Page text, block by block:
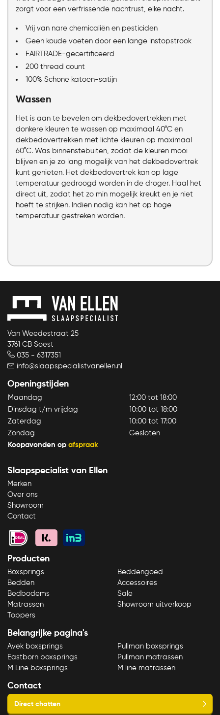
zorgt voor een verfrissende nachtrust, elke nacht.
Vrij van nare chemicaliën en pesticiden
Geen koude voeten door een lange instopstrook
FAIRTRADE-gecertificeerd
200 thread count
100% Schone katoen-satijn
Wassen
Het is aan te bevelen om dekbedovertrekken met
donkere kleuren te wassen op maximaal 40°C en
dekbedovertrekken met lichte kleuren op maximaal
60°C. Was binnenstebuiten, zodat de kleuren mooi
blijven en je zo lang mogelijk van het dekbedovertrek
kunt genieten. Het dekbedovertrek kan op lage
temperatuur gedroogd worden in de droger. Haal het
direct uit, zodat het zo min mogelijk kreukt en je niet
hoeft te strijken. Indien nodig kan het op hoge
temperatuur gestreken worden.
Van Weedestraat 25
3761 CB Soest
035 - 6317351
info@slaapspecialistvanellen.nl
Openingstijden
Maandag
12:00 tot 18:00
Dinsdag t/m vrijdag
10:00 tot 18:00
Zaterdag
10:00 tot 17:00
Zondag
Gesloten
Koopavonden op afspraak
Slaapspecialist van Ellen
Merken
Over ons
Showroom
Contact
Producten
Boxsprings
Bedden
Bedbodems
Matrassen
Toppers
Beddengoed
Accessoires
Sale
Showroom uitverkoop
Belangrijke pagina's
Avek boxsprings
Eastborn boxsprings
M Line boxsprings
Pullman boxsprings
Pullman matrassen
M line matrassen
Contact